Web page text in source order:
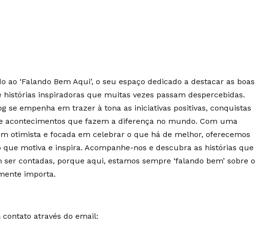
ao ‘Falando Bem Aqui’, o seu espaço dedicado a destacar as boas
histórias inspiradoras que muitas vezes passam despercebidas.
se empenha em trazer à tona as iniciativas positivas, conquistas
acontecimentos que fazem a diferença no mundo. Com uma
otimista e focada em celebrar o que há de melhor, oferecemos
que motiva e inspira. Acompanhe-nos e descubra as histórias que
ser contadas, porque aqui, estamos sempre ‘falando bem’ sobre o
importa.
contato através do email: